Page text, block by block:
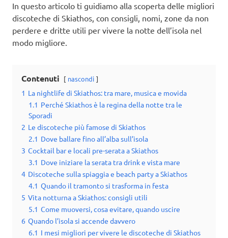
In questo articolo ti guidiamo alla scoperta delle migliori
discoteche di Skiathos, con consigli, nomi, zone da non
perdere e dritte utili per vivere la notte dell’isola nel
modo migliore.
Contenuti nascondi
1 La nightlife di Skiathos: tra mare, musica e movida
1.1 Perché Skiathos è la regina della notte tra le
Sporadi
2 Le discoteche più famose di Skiathos
2.1 Dove ballare fino all’alba sull’isola
3 Cocktail bar e locali pre-serata a Skiathos
3.1 Dove iniziare la serata tra drink e vista mare
4 Discoteche sulla spiaggia e beach party a Skiathos
4.1 Quando il tramonto si trasforma in festa
5 Vita notturna a Skiathos: consigli utili
5.1 Come muoversi, cosa evitare, quando uscire
6 Quando l’isola si accende davvero
6.1 I mesi migliori per vivere le discoteche di Skiathos